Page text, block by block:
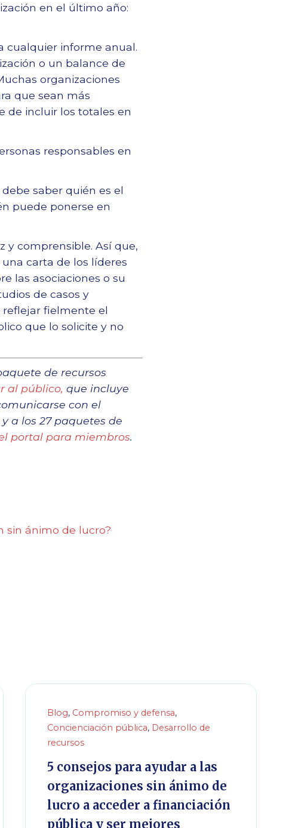
en el último año:
cualquier informe anual.
o un balance de
organizaciones
que sean más
de incluir los totales en
responsables en
saber quién es el
puede ponerse en
y comprensible. Así que,
carta de los líderes
las asociaciones o su
de casos y
reflejar fielmente el
que lo solicite y no
de recursos
al público, que incluye
con el
a los 27 paquetes de
portal para miembros.
sin ánimo de lucro?
Blog, Compromiso y defensa,
Concienciación pública, Desarrollo de
recursos
5 consejos para ayudar a las
organizaciones sin ánimo de
lucro a acceder a financiación
pública y ser mejores